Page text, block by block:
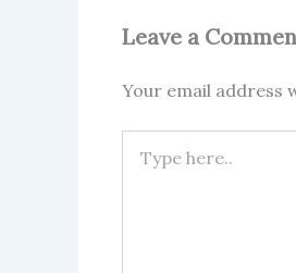
Leave a
Your email address
here..